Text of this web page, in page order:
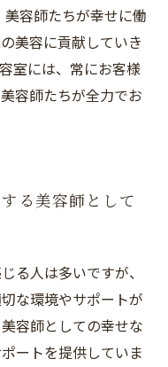
美容師たちが幸せに働
美容に貢献していき
室には、常にお客様
容師たちが全力でお
る美容師として
る人は多いですが、
な環境やサポートが
容師としての幸せな
ートを提供していま